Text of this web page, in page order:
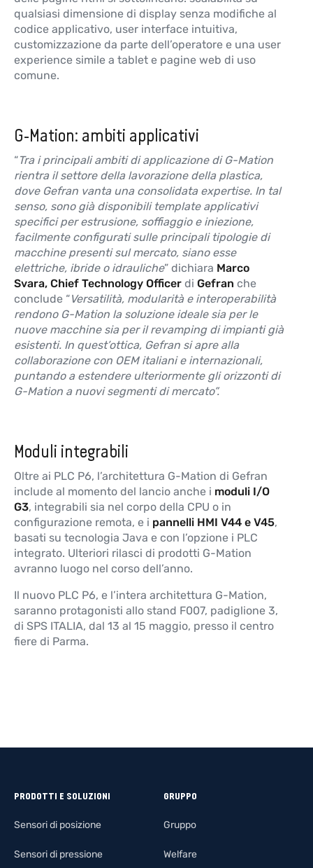
qualsiasi dimensione di display senza modifiche al
codice applicativo, user interface intuitiva,
customizzazione da parte dell’operatore e una user
experience simile a tablet e pagine web di uso
comune.
G-Mation: ambiti applicativi
“Tra i principali ambiti di applicazione di G-Mation
rientra il settore della lavorazione della plastica,
dove Gefran vanta una consolidata expertise. In tal
senso, sono già disponibili template applicativi
specifici per estrusione, soffiaggio e iniezione,
facilmente configurati sulle principali tipologie di
macchine presenti sul mercato, siano esse
elettriche, ibride o idrauliche” dichiara Marco
Svara, Chief Technology Officer di Gefran che
conclude “Versatilità, modularità e interoperabilità
rendono G-Mation la soluzione ideale sia per le
nuove macchine sia per il revamping di impianti già
esistenti. In quest’ottica, Gefran si apre alla
collaborazione con OEM italiani e internazionali,
puntando a estendere ulteriormente gli orizzonti di
G-Mation a nuovi segmenti di mercato”.
Moduli integrabili
Oltre ai PLC P6, l’architettura G-Mation di Gefran
include al momento del lancio anche i moduli I/O
G3, integrabili sia nel corpo della CPU o in
configurazione remota, e i pannelli HMI V44 e V45,
basati su tecnologia Java e con l’opzione i PLC
integrato. Ulteriori rilasci di prodotti G-Mation
avranno luogo nel corso dell’anno.
Il nuovo PLC P6, e l’intera architettura G-Mation,
saranno protagonisti allo stand F007, padiglione 3,
di SPS ITALIA, dal 13 al 15 maggio, presso il centro
fiere di Parma.
PRODOTTI E SOLUZIONI
Sensori di posizione
Sensori di pressione
GRUPPO
Gruppo
Welfare